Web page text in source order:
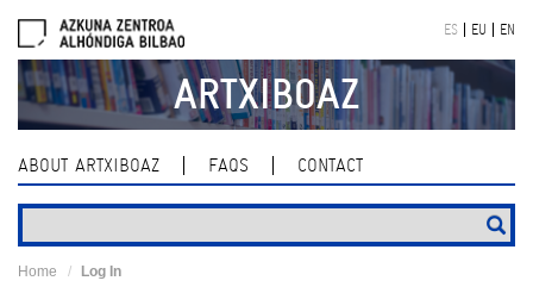
navigation
ES EU EN
ARTXIBOAZ
ABOUT ARTXIBOAZ FAQS CONTACT
Home Log In